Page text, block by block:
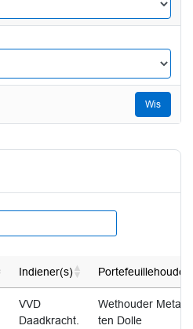
Wis
Indiener(s) Portefeuillehouder
VVD
Daadkracht.
Wethouder Metaal-
ten Dolle